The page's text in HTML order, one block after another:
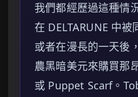
我們都經歷過這種情
在 DELTARUNE 中被
或者在漫長的一天後
農黑暗美元來購買那
或 Puppet Scarf。